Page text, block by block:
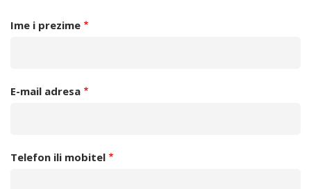
Ime i prezime
E-mail adresa
Telefon ili mobitel